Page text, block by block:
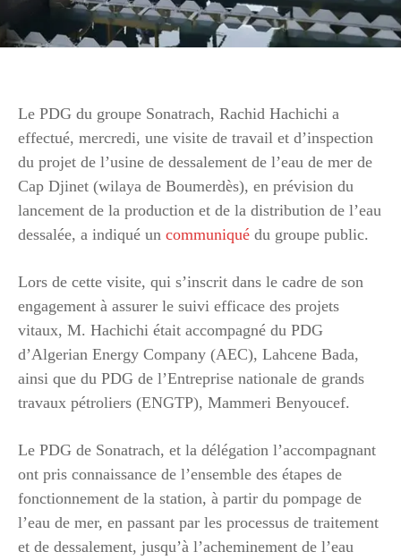
Le PDG du groupe Sonatrach, Rachid Hachichi a
effectué, mercredi, une visite de travail et d’inspection
du projet de l’usine de dessalement de l’eau de mer de
Cap Djinet (wilaya de Boumerdès), en prévision du
lancement de la production et de la distribution de l’eau
dessalée, a indiqué un communiqué du groupe public.
Lors de cette visite, qui s’inscrit dans le cadre de son
engagement à assurer le suivi efficace des projets
vitaux, M. Hachichi était accompagné du PDG
d’Algerian Energy Company (AEC), Lahcene Bada,
ainsi que du PDG de l’Entreprise nationale de grands
travaux pétroliers (ENGTP), Mammeri Benyoucef.
Le PDG de Sonatrach, et la délégation l’accompagnant
ont pris connaissance de l’ensemble des étapes de
fonctionnement de la station, à partir du pompage de
l’eau de mer, en passant par les processus de traitement
et de dessalement, jusqu’à l’acheminement de l’eau